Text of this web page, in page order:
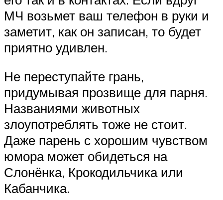
МЧ возьмет ваш телефон в руки и
заметит, как он записан, то будет
приятно удивлен.
Не переступайте грань,
придумывая прозвище для парня.
Названиями животных
злоупотреблять тоже не стоит.
Даже парень с хорошим чувством
юмора может обидеться на
Слонёнка, Крокодильчика или
Кабанчика.